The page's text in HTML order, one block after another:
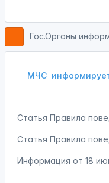
Гос.Органы
МЧС
Статья Правила
Статья Правила
Информация от 18